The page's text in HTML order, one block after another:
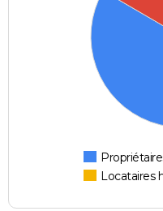
Locataires